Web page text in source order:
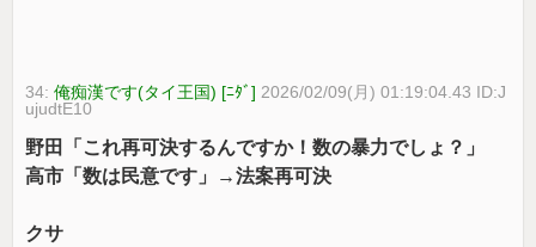
34:俺痴漢です(タイ王国) [ﾆﾀﾞ] 2026/02/09(月) 01:19:04.43 ID:J
ujudtE10
野田「これ再可決するんですか！数の暴力でしょ？」
高市「数は民意です」→法案再可決
クサ